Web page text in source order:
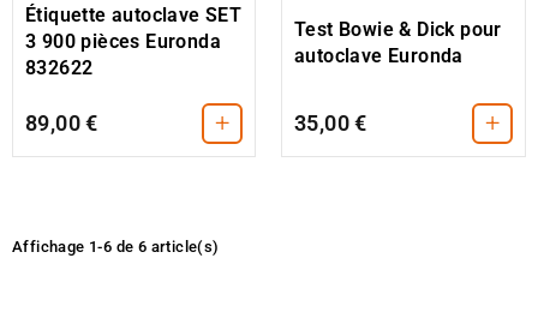
Étiquette autoclave SET
3 900 pièces Euronda
832622
89,00 € +
Test Bowie & Dick pour
autoclave Euronda
35,00 € +
Affichage 1-6 de 6 article(s)